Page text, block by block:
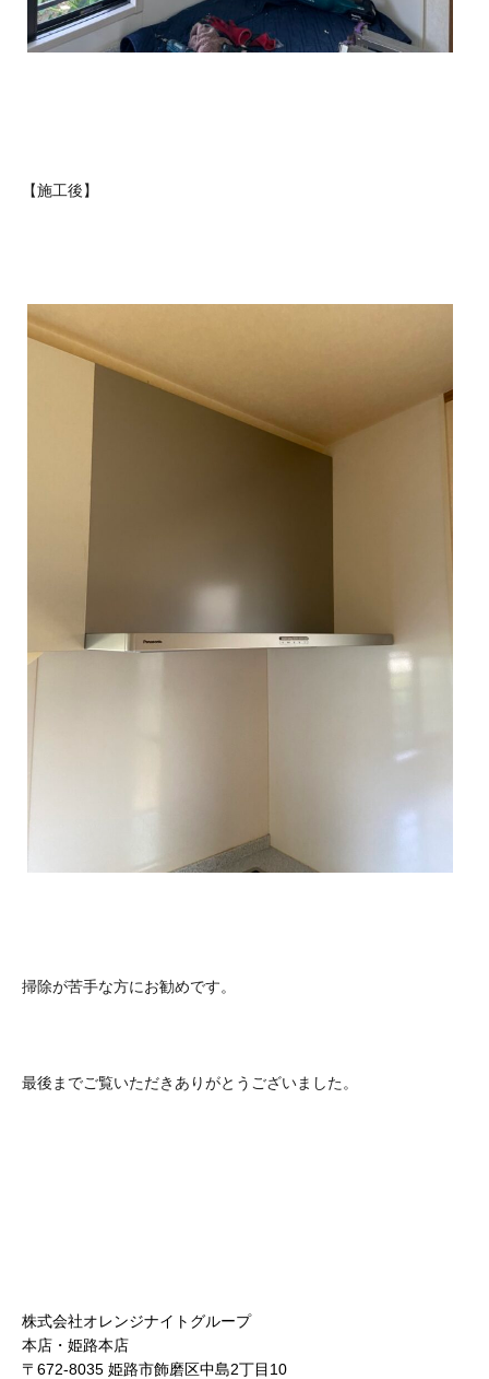
【施工後】
掃除が苦手な方にお勧めです。
最後までご覧いただきありがとうございました。
株式会社オレンジナイトグループ
本店・姫路本店
〒672-8035 姫路市飾磨区中島2丁目10